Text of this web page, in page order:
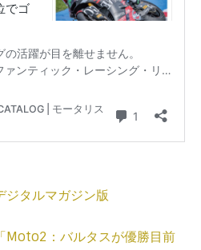
ジタルマガジン版
Moto2：バルタスが優勝目前